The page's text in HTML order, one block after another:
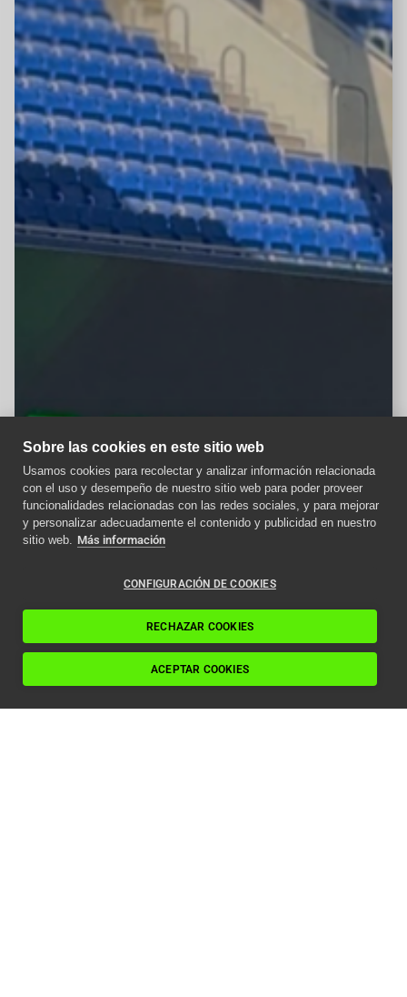
Sobre las cookies en este sitio web
Usamos cookies para recolectar y analizar información relacionada
con el uso y desempeño de nuestro sitio web para poder proveer
funcionalidades relacionadas con las redes sociales, y para mejorar
y personalizar adecuadamente el contenido y publicidad en nuestro
sitio web. Más información
CONFIGURACIÓN DE COOKIES
RECHAZAR COOKIES
ACEPTAR COOKIES
Aviso importante
Como afecta la nueva
ascensores en 2024
Leer artículo